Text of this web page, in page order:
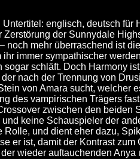
englisch, deutsch für
der Sunnydale
noch mehr überraschend ist
immer sympathischer
schläft. Doch Harmony
nach der Trennung von
von Amara sucht, welcher
des vampirischen Trägers
zwischen den beiden
keine Schauspieler der
und dient eher dazu,
er ist, damit der Kontrast
wieder auftauchenden